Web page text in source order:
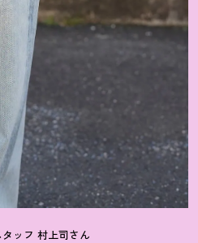
ッフ 村上司さん